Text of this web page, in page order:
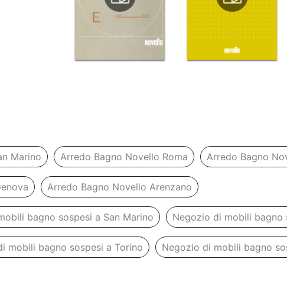
Marino Arredo Bagno Novello Roma Arredo Bagno
Arredo Bagno Novello Arenzano
bagno sospesi a San Marino Negozio di mobili bagno
mobili bagno sospesi a Torino Negozio di mobili bagno